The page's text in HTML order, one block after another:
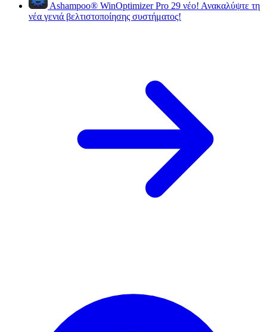
Ashampoo® WinOptimizer Pro 29 νέο! Ανακαλύψτε τη
νέα γενιά βελτιστοποίησης συστήματος!